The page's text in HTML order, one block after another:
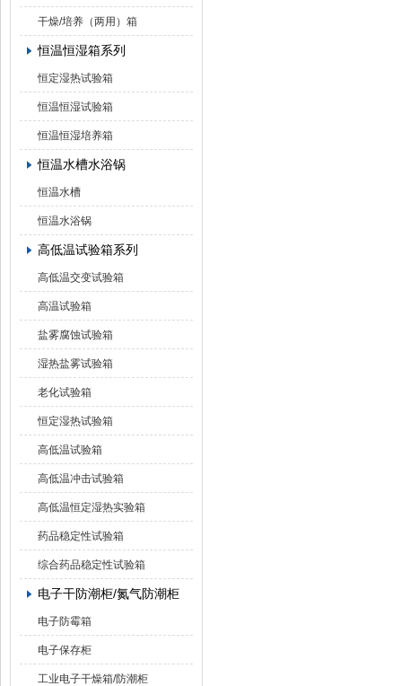
干燥/培养（两用）箱
恒温恒湿箱系列
恒定湿热试验箱
恒温恒湿试验箱
恒温恒湿培养箱
恒温水槽水浴锅
恒温水槽
恒温水浴锅
高低温试验箱系列
高低温交变试验箱
高温试验箱
盐雾腐蚀试验箱
湿热盐雾试验箱
老化试验箱
恒定湿热试验箱
高低温试验箱
高低温冲击试验箱
高低温恒定湿热实验箱
药品稳定性试验箱
综合药品稳定性试验箱
电子干防潮柜/氮气防潮柜
电子防霉箱
电子保存柜
工业电子干燥箱/防潮柜